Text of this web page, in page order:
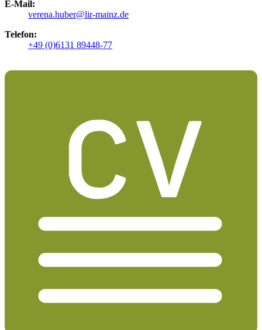
E-Mail:
verena.huber@lir-mainz.de
Telefon:
+49 (0)6131 89448-77